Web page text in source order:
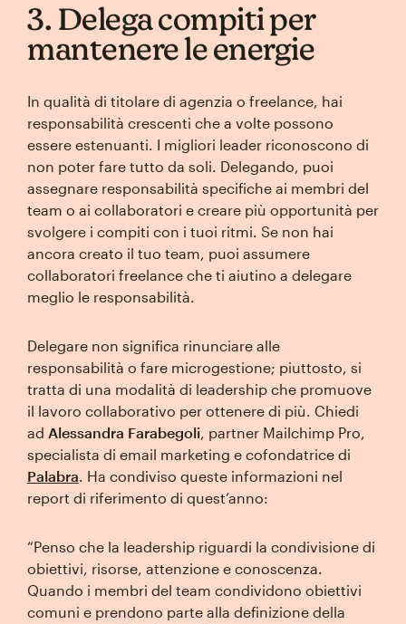
3. Delega compiti per
mantenere le energie
In qualità di titolare di agenzia o freelance, hai
responsabilità crescenti che a volte possono
essere estenuanti. I migliori leader riconoscono di
non poter fare tutto da soli. Delegando, puoi
assegnare responsabilità specifiche ai membri del
team o ai collaboratori e creare più opportunità per
svolgere i compiti con i tuoi ritmi. Se non hai
ancora creato il tuo team, puoi assumere
collaboratori freelance che ti aiutino a delegare
meglio le responsabilità.
Delegare non significa rinunciare alle
responsabilità o fare microgestione; piuttosto, si
tratta di una modalità di leadership che promuove
il lavoro collaborativo per ottenere di più. Chiedi
ad Alessandra Farabegoli, partner Mailchimp Pro,
specialista di email marketing e cofondatrice di
Palabra. Ha condiviso queste informazioni nel
report di riferimento di quest’anno:
“Penso che la leadership riguardi la condivisione di
obiettivi, risorse, attenzione e conoscenza.
Quando i membri del team condividono obiettivi
comuni e prendono parte alla definizione della